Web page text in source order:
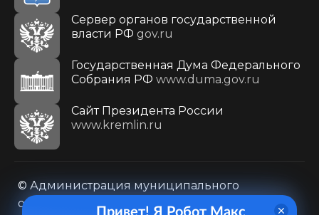
Сервер органов государственной
власти РФ gov.ru
Государственная Дума Федерального
Собрания РФ www.duma.gov.ru
Cайт Президента России
www.kremlin.ru
© Администрация муниципального
образования городского округа «Город
Привет! Я Робот Макс